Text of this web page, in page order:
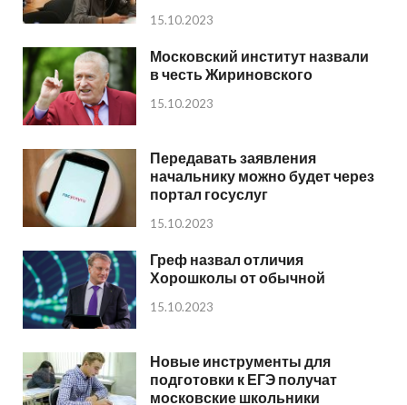
15.10.2023
Московский институт назвали
в честь Жириновского
15.10.2023
Передавать заявления
начальнику можно будет через
портал госуслуг
15.10.2023
Греф назвал отличия
Хорошколы от обычной
15.10.2023
Новые инструменты для
подготовки к ЕГЭ получат
московские школьники